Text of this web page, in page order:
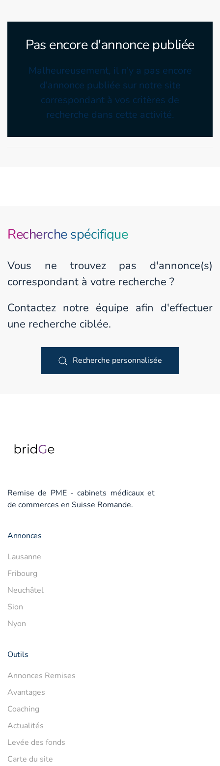
Pas encore d'annonce publiée
Malheureusement, il n'y a pas encore
d'annonce publiée sur notre site
correspondant à vos critères de
recherche dans cette activité.
Recherche spécifique
Vous ne trouvez pas d'annonce(s)
correspondant à votre recherche ?
Contactez notre équipe afin d'effectuer
une recherche ciblée.
Recherche personnalisée
Remise de PME - cabinets médicaux et
de commerces en Suisse Romande.
Annonces
Lausanne
Fribourg
Neuchâtel
Sion
Nyon
Outils
Annonces Remises
Avantages
Coaching
Actualités
Levée des fonds
Carte du site